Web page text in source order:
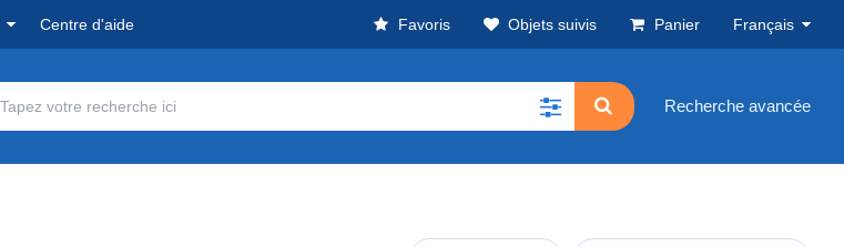
Centre d'aide Favoris Objets suivis Panier Français
Recherche avancée